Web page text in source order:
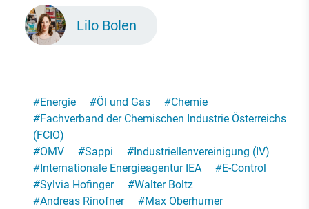
Lilo Bolen
#Energie #Öl und Gas #Chemie
#Fachverband der Chemischen Industrie Österreichs
(FCIO)
#OMV #Sappi # Industriellenvereinigung (IV)
# Internationale Energieagentur IEA #E-Control
#Sylvia Hofinger #Walter Boltz
#Andreas Rinofner #Max Oberhumer